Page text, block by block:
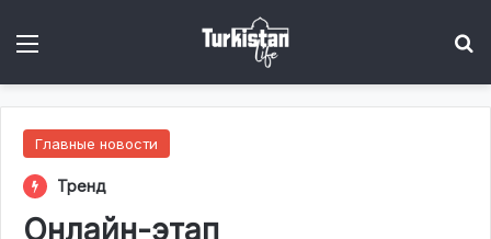
Главные новости
Тренд
Онлайн-этап